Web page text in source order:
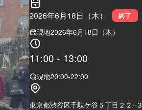
2026年6月18日（木） 終了
現地2026年6月18日（木）
11:00 - 13:00
現地20:00-22:00
東京都渋谷区千駄ケ谷５丁目２２−３